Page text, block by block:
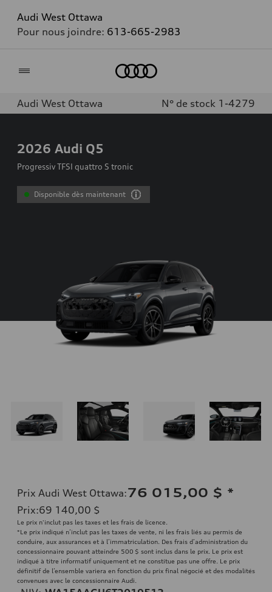
Audi West Ottawa
Pour nous joindre: 613-665-2983
Audi West Ottawa N° de stock 1-4279
2026 Audi Q5
Progressiv TFSI quattro S tronic
Disponible dès maintenant
Prix Audi West Ottawa:76 015,00 $ *
Prix:69 140,00 $
Le prix n'inclut pas les taxes et les frais de licence.
*Le prix indiqué n’inclut pas les taxes de vente, ni les frais liés au permis de
conduire, aux assurances et à l’immatriculation. Des frais d’administration du
concessionnaire pouvant atteindre 500 $ sont inclus dans le prix. Le prix est
indiqué à titre informatif uniquement et ne constitue pas une offre. Le prix
définitif de l’ensemble variera en fonction du prix final négocié et des modalités
convenues avec le concessionnaire Audi.